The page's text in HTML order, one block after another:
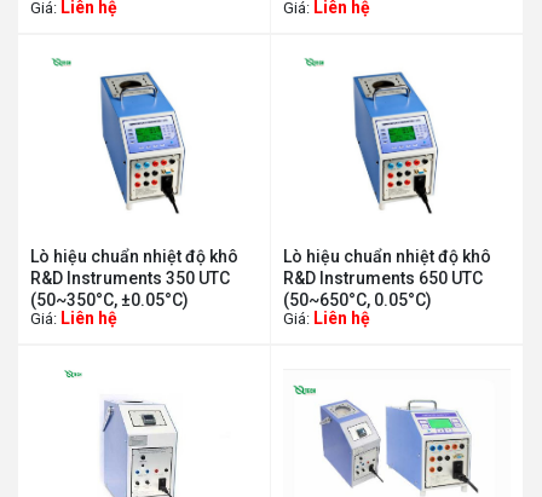
Giá: Liên hệ Giá: Liên hệ
Lò hiệu chuẩn nhiệt độ khô
R&D Instruments 350 UTC
(50~350°C, ±0.05°C)
Giá: Liên hệ
Lò hiệu chuẩn nhiệt độ khô
R&D Instruments 650 UTC
(50~650°C, 0.05°C)
Giá: Liên hệ